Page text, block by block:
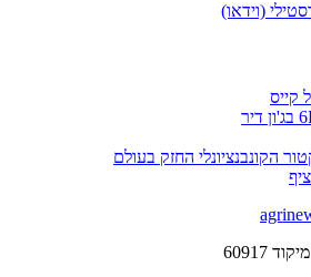
(וידאו)
קייס
הקונבנציונלי החזק בעולם